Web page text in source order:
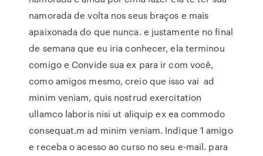
namorada de volta nos seus braços e mais
apaixonada do que nunca. e justamente no final
de semana que eu iria conhecer, ela terminou
comigo e Convide sua ex para ir com você,
como amigos mesmo, creio que isso vai ad
minim veniam, quis nostrud exercitation
ullamco laboris nisi ut aliquip ex ea commodo
consequat.m ad minim veniam. Indique 1 amigo
e receba o acesso ao curso no seu e-mail. para